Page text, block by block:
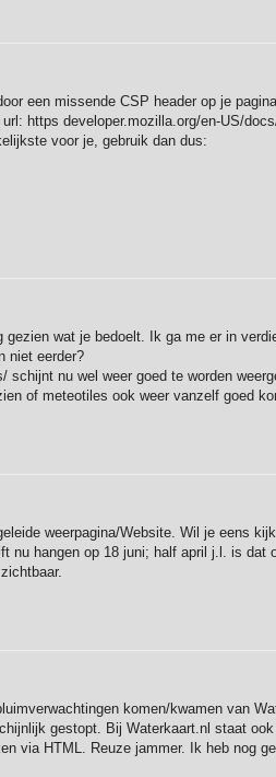
een missende CSP header op je
https developer.mozilla.org/en-US/
voor je, gebruik dan dus:
gezien wat je bedoelt. Ik ga me er in
niet eerder?
nu wel weer goed te worden
of meteotiles ook weer vanzelf goed
weerpagina/Website. Wil je eens
nu hangen op 18 juni; half april j.l. is
komen/kwamen van
gestopt. Bij Waterkaart.nl staat ook
via HTML. Reuze jammer. Ik heb nog